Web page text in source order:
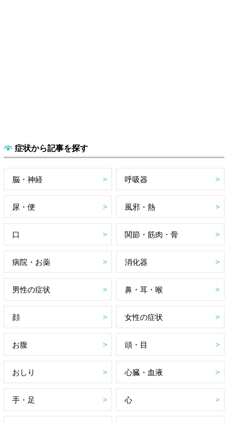
症状から記事を探す
脳・神経 呼吸器
尿・便 風邪・熱
口 関節・筋肉・骨
病院・お薬 消化器
男性の症状 鼻・耳・喉
顔 女性の症状
お腹 頭・目
おしり 心臓・血液
手・足 心